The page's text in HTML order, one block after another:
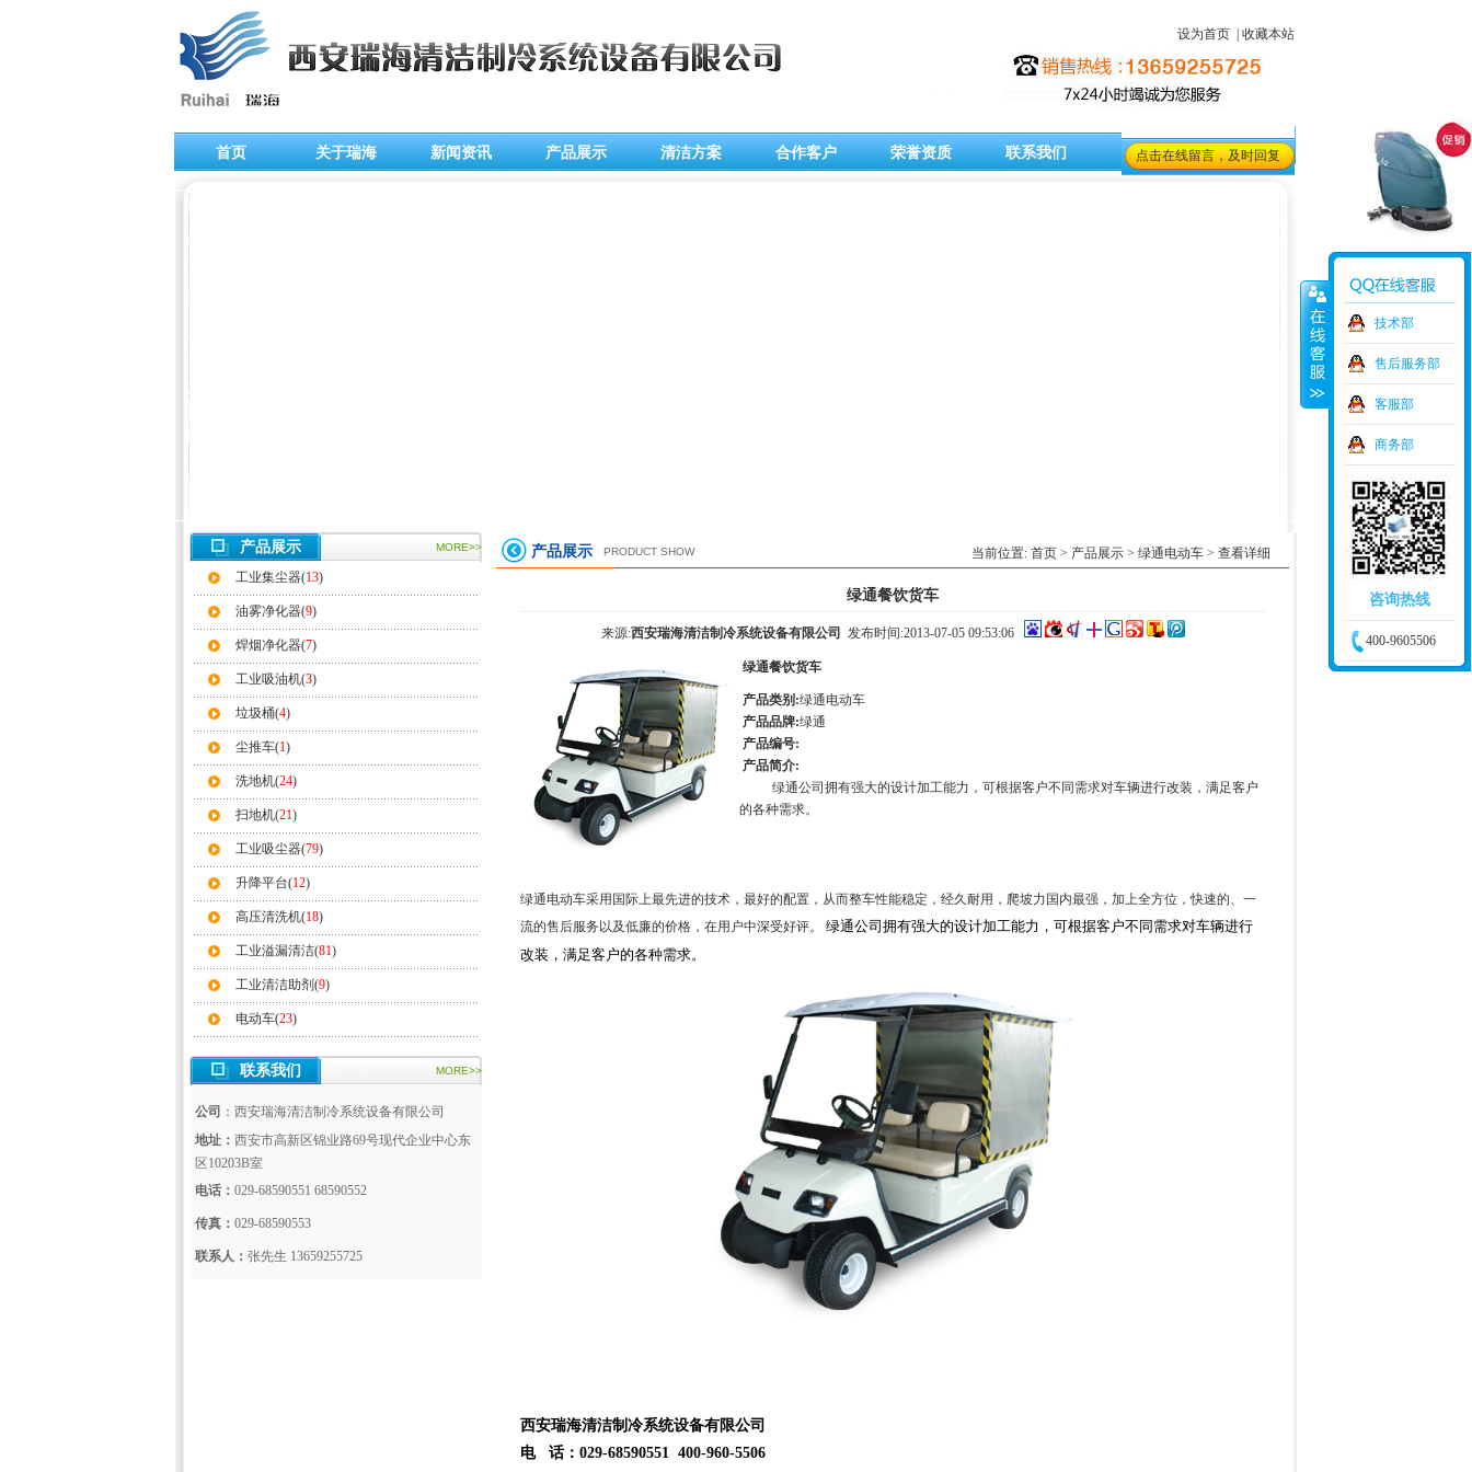
设为首页| 收藏本站
首页 关于瑞海 新闻资讯 产品展示 清洁方案 合作客户 荣誉资质 联系我们 点击在线留言，及时回复
产品展示 MORE>>
工业集尘器(13)
油雾净化器(9)
焊烟净化器(7)
工业吸油机(3)
垃圾桶(4)
尘推车(1)
洗地机(24)
扫地机(21)
工业吸尘器(79)
升降平台(12)
高压清洗机(18)
工业溢漏清洁(81)
工业清洁助剂(9)
电动车(23)
联系我们 MORE>>
公司 ：西安瑞海清洁制冷系统设备有限公司
地址： 西安市高新区锦业路69号现代企业中心东
区10203B室
电话： 029-68590551 68590552
传真： 029-68590553
联系人： 张先生 13659255725
产品展示 PRODUCT SHOW 当前位置: 首页 > 产品展示 > 绿通电动车 > 查看详细
绿通餐饮货车
来源:西安瑞海清洁制冷系统设备有限公司 发布时间:2013-07-05 09:53:06
绿通餐饮货车
产品类别:绿通电动车
产品品牌:绿通
产品编号:
产品简介:
绿通公司拥有强大的设计加工能力，可根据客户不同需求对车辆进行改装，满足客户
的各种需求。
绿通电动车采用国际上最先进的技术，最好的配置，从而整车性能稳定，经久耐用，爬坡力国内最强，加上全方位，快速的、一
流的售后服务以及低廉的价格，在用户中深受好评。
绿通公司拥有强大的设计加工能力，可根据客户不同需求对车辆进行
改装，满足客户的各种需求。
西安瑞海清洁制冷系统设备有限公司
电 话：029-68590551 400-960-5506
技术部
售后服务部
客服部
商务部
咨询热线
400-9605506